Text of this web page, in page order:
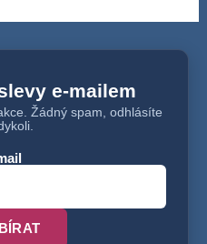
e-mailem
Žádný spam, odhlásíte